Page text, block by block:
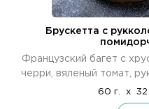
Брускетта с
Французский багет с
черри, вяленый томат,
60 г. x 32